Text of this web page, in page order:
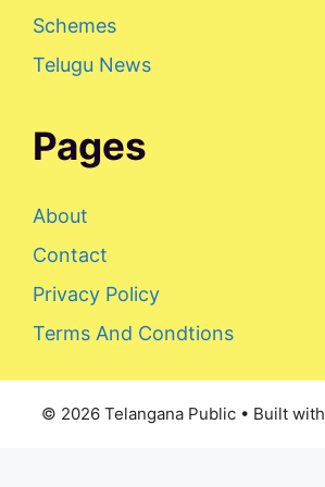
Schemes
Telugu News
Pages
About
Contact
Privacy Policy
Terms And Condtions
© 2026 Telangana Public • Built with